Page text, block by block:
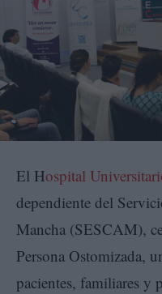
El Hospital
dependiente del
Mancha (SESCAM),
Persona Ostomizada,
pacientes, familiares y